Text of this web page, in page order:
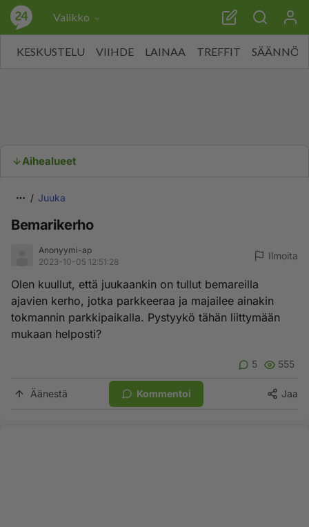
Valikko
KESKUSTELU VIIHDE LAINAA TREFFIT SÄÄNNÖT
Aihealueet
Juuka
Bemarikerho
Anonyymi-ap
2023-10-05 12:51:28
Ilmoita
Olen kuullut, että juukaankin on tullut bemareilla
ajavien kerho, jotka parkkeeraa ja majailee ainakin
tokmannin parkkipaikalla. Pystyykö tähän liittymään
mukaan helposti?
5 555
Äänestä Kommentoi Jaa